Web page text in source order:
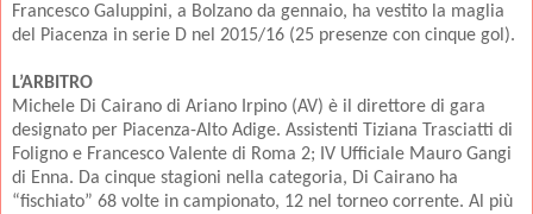
Francesco Galuppini, a Bolzano da gennaio, ha vestito la maglia
del Piacenza in serie D nel 2015/16 (25 presenze con cinque gol).
L’ARBITRO
Michele Di Cairano di Ariano Irpino (AV) è il direttore di gara
designato per Piacenza-Alto Adige. Assistenti Tiziana Trasciatti di
Foligno e Francesco Valente di Roma 2; IV Ufficiale Mauro Gangi
di Enna. Da cinque stagioni nella categoria, Di Cairano ha
“fischiato” 68 volte in campionato, 12 nel torneo corrente. Al più